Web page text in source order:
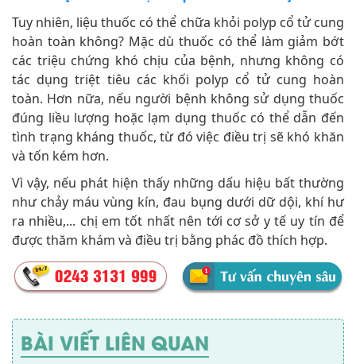
Tuy nhiên, liệu thuốc có thể chữa khỏi polyp cổ tử cung
hoàn toàn không? Mặc dù thuốc có thể làm giảm bớt
các triệu chứng khó chịu của bệnh, nhưng không có
tác dụng triệt tiêu các khối polyp cổ tử cung hoàn
toàn. Hơn nữa, nếu người bệnh không sử dụng thuốc
đúng liều lượng hoặc lạm dụng thuốc có thể dẫn đến
tình trạng kháng thuốc, từ đó việc điều trị sẽ khó khăn
và tốn kém hơn.
Vì vậy, nếu phát hiện thấy những dấu hiệu bất thường
như chảy máu vùng kín, đau bụng dưới dữ dội, khí hư
ra nhiều,... chị em tốt nhất nên tới cơ sở y tế uy tín để
được thăm khám và điều trị bằng phác đồ thích hợp.
BÀI VIẾT LIÊN QUAN